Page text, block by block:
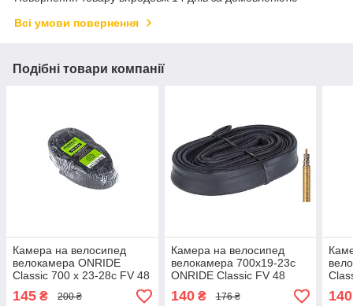
Всі умови повернення
Подібні товари компанії
Камера на велосипед
велокамера ONRIDE
Classic 700 x 23-28c FV 48
мм RVC (polybag)
145 ₴ 200 ₴
Камера на велосипед
велокамера 700x19-23c
ONRIDE Classic FV 48
RVC OEM
140₴ 176 ₴ 140